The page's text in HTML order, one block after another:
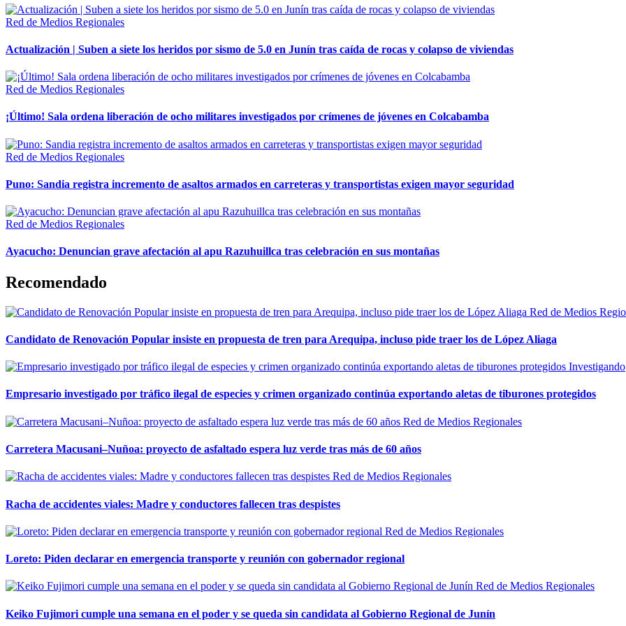
Red de Medios Regionales
Actualización | Suben a siete los heridos por sismo de 5.0 en Junín tras caída de rocas y colapso de viviendas
Red de Medios Regionales
¡Último! Sala ordena liberación de ocho militares investigados por crímenes de jóvenes en Colcabamba
Red de Medios Regionales
Puno: Sandia registra incremento de asaltos armados en carreteras y transportistas exigen mayor seguridad
Red de Medios Regionales
Ayacucho: Denuncian grave afectación al apu Razuhuillca tras celebración en sus montañas
Recomendado
Red de Medios
Candidato de Renovación Popular insiste en propuesta de tren para Arequipa, incluso pide traer los de López Aliaga
Investigando
Empresario investigado por tráfico ilegal de especies y crimen organizado continúa exportando aletas de tiburones protegidos
Red de Medios Regionales
Carretera Macusani–Nuñoa: proyecto de asfaltado espera luz verde tras más de 60 años
Red de Medios Regionales
Racha de accidentes viales: Madre y conductores fallecen tras despistes
Red de Medios Regionales
Loreto: Piden declarar en emergencia transporte y reunión con gobernador regional
Red de Medios Regionales
Keiko Fujimori cumple una semana en el poder y se queda sin candidata al Gobierno Regional de Junín